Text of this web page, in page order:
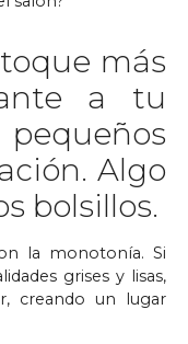
más
a tu
Algo
bolsillos.
la monotonía. Si
grises y lisas,
creando un lugar